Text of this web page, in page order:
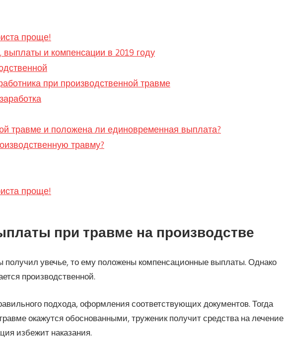
проще!
выплаты и компенсации в 2019 году
при производственной травме
травме и положена ли единовременная выплата?
травму?
проще!
при травме на производстве
получил увечье, то ему положены компенсационные выплаты. Однако
производственной.
подхода, оформления соответствующих документов. Тогда
окажутся обоснованными, труженик получит средства на лечение
избежит наказания.